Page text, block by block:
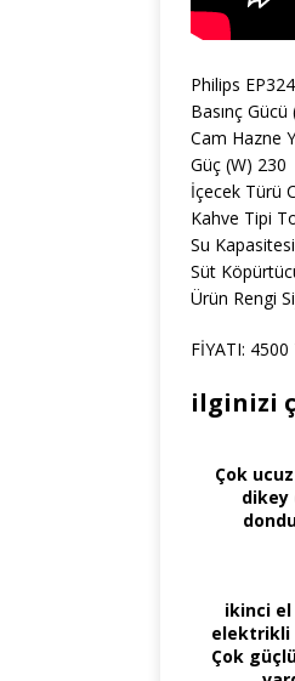
Philips
Basınç
Cam Hazne
Güç (W) 230
İçecek Türü
Kahve Tipi
Su
Süt
Ürün Rengi
FİYATI: 4500
ilginizi
Çok
dikey
ikinci
elektrikli
Çok